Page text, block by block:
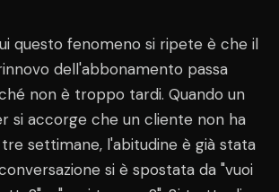
questo fenomeno si ripete è che il
dell'abbonamento passa
non è troppo tardi. Quando un
si accorge che un cliente non ha
settimane, l'abitudine è già stata
si è spostata da "vuoi